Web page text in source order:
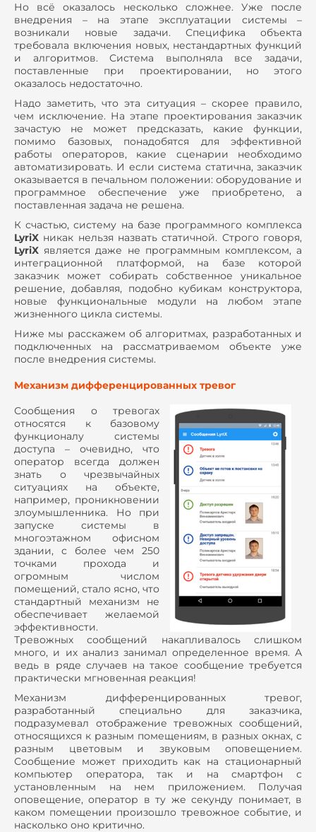
Но всё оказалось несколько сложнее. Уже после
внедрения – на этапе эксплуатации системы –
возникали новые задачи. Специфика объекта
требовала включения новых, нестандартных функций
и алгоритмов. Система выполняла все задачи,
поставленные при проектировании, но этого
оказалось недостаточно.
Надо заметить, что эта ситуация – скорее правило,
чем исключение. На этапе проектирования заказчик
зачастую не может предсказать, какие функции,
помимо базовых, понадобятся для эффективной
работы операторов, какие сценарии необходимо
автоматизировать. И если система статична, заказчик
оказывается в печальном положении: оборудование и
программное обеспечение уже приобретено, а
поставленная задача не решена.
К счастью, систему на базе программного комплекса
LyriX никак нельзя назвать статичной. Строго говоря,
LyriX является даже не программным комплексом, а
интеграционной платформой, на базе которой
заказчик может собирать собственное уникальное
решение, добавляя, подобно кубикам конструктора,
новые функциональные модули на любом этапе
жизненного цикла системы.
Ниже мы расскажем об алгоритмах, разработанных и
подключенных на рассматриваемом объекте уже
после внедрения системы.
Механизм дифференцированных тревог
Сообщения о тревогах
относятся к базовому
функционалу системы
доступа – очевидно, что
оператор всегда должен
знать о чрезвычайных
ситуациях на объекте,
например, проникновении
злоумышленника. Но при
запуске системы в
многоэтажном офисном
здании, с более чем 250
точками прохода и
огромным числом
помещений, стало ясно, что
стандартный механизм не
обеспечивает желаемой
эффективности.
Тревожных сообщений накапливалось слишком
много, и их анализ занимал определенное время. А
ведь в ряде случаев на такое сообщение требуется
практически мгновенная реакция!
Механизм дифференцированных тревог,
разработанный специально для заказчика,
подразумевал отображение тревожных сообщений,
относящихся к разным помещениям, в разных окнах, с
разным цветовым и звуковым оповещением.
Сообщение может приходить как на стационарный
компьютер оператора, так и на смартфон с
установленным на нем приложением. Получая
оповещение, оператор в ту же секунду понимает, в
каком помещении произошло тревожное событие, и
насколько оно критично.